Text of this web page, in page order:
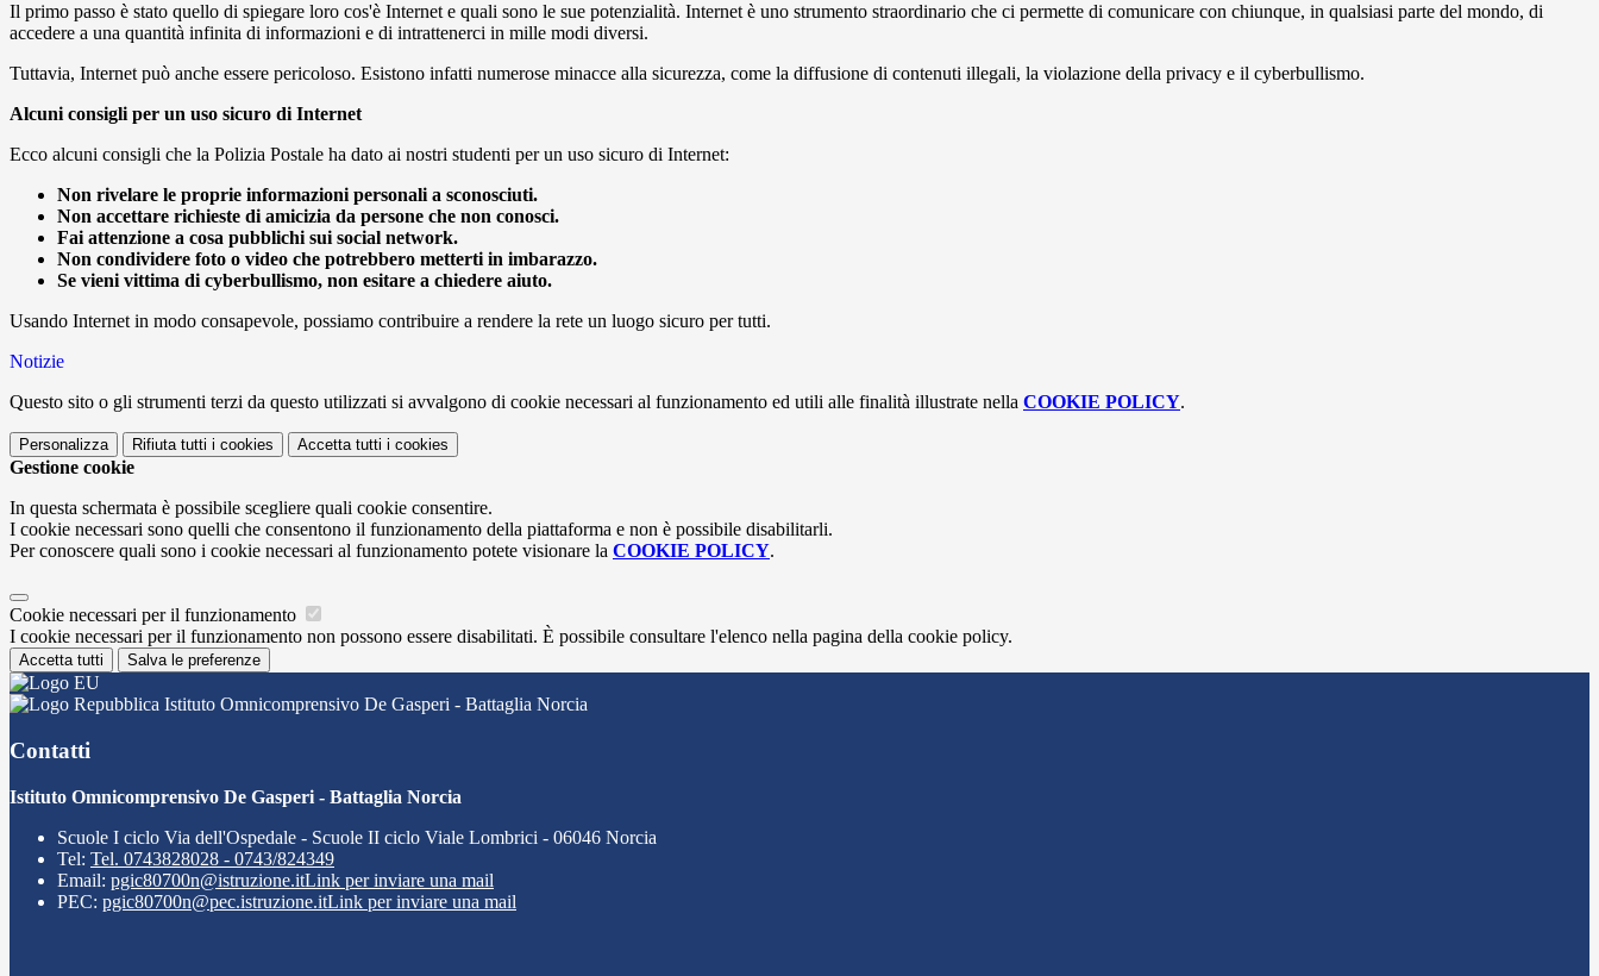
Il primo passo è stato quello di spiegare loro cos'è Internet e quali sono le sue potenzialità. Internet è uno strumento straordinario che ci permette di comunicare con chiunque, in qualsiasi parte del mondo, di
accedere a una quantità infinita di informazioni e di intrattenerci in mille modi diversi.
Tuttavia, Internet può anche essere pericoloso. Esistono infatti numerose minacce alla sicurezza, come la diffusione di contenuti illegali, la violazione della privacy e il cyberbullismo.
Alcuni consigli per un uso sicuro di Internet
Ecco alcuni consigli che la Polizia Postale ha dato ai nostri studenti per un uso sicuro di Internet:
Non rivelare le proprie informazioni personali a sconosciuti.
Non accettare richieste di amicizia da persone che non conosci.
Fai attenzione a cosa pubblichi sui social network.
Non condividere foto o video che potrebbero metterti in imbarazzo.
Se vieni vittima di cyberbullismo, non esitare a chiedere aiuto.
Usando Internet in modo consapevole, possiamo contribuire a rendere la rete un luogo sicuro per tutti.
Notizie
Questo sito o gli strumenti terzi da questo utilizzati si avvalgono di cookie necessari al funzionamento ed utili alle finalità illustrate nella COOKIE POLICY.
Personalizza Rifiuta tutti i cookies Accetta tutti i cookies
Gestione cookie
In questa schermata è possibile scegliere quali cookie consentire.
I cookie necessari sono quelli che consentono il funzionamento della piattaforma e non è possibile disabilitarli.
Per conoscere quali sono i cookie necessari al funzionamento potete visionare la COOKIE POLICY.
Cookie necessari per il funzionamento
I cookie necessari per il funzionamento non possono essere disabilitati. È possibile consultare l'elenco nella pagina della cookie policy.
Accetta tutti Salva le preferenze
Istituto Omnicomprensivo De Gasperi - Battaglia Norcia
Contatti
Istituto Omnicomprensivo De Gasperi - Battaglia Norcia
Scuole I ciclo Via dell'Ospedale - Scuole II ciclo Viale Lombrici - 06046 Norcia
Tel: Tel. 0743828028 - 0743/824349
Email: pgic80700n@istruzione.itLink per inviare una mail
PEC: pgic80700n@pec.istruzione.itLink per inviare una mail